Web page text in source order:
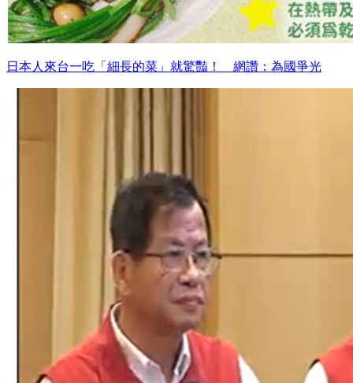
日本人來台一吃「細長的菜」就驚豔！ 網讚：為國爭光